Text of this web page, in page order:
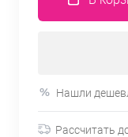
Нашли
Рассчитать